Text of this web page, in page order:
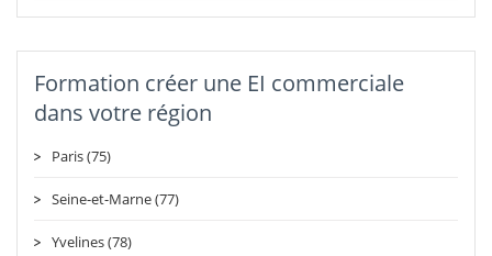
Formation créer une EI commerciale
dans votre région
Paris (75)
Seine-et-Marne (77)
Yvelines (78)